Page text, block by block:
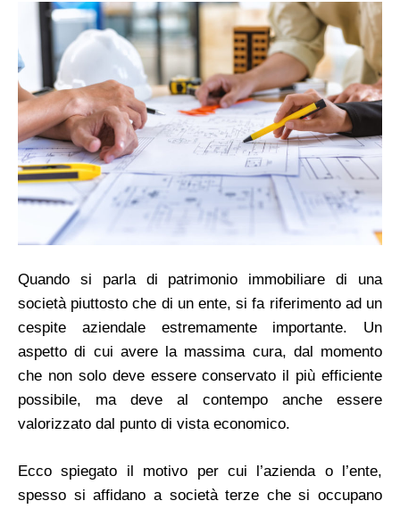
Quando si parla di patrimonio immobiliare di una
società piuttosto che di un ente, si fa riferimento ad un
cespite aziendale estremamente importante. Un
aspetto di cui avere la massima cura, dal momento
che non solo deve essere conservato il più efficiente
possibile, ma deve al contempo anche essere
valorizzato dal punto di vista economico.
Ecco spiegato il motivo per cui l’azienda o l’ente,
spesso si affidano a società terze che si occupano